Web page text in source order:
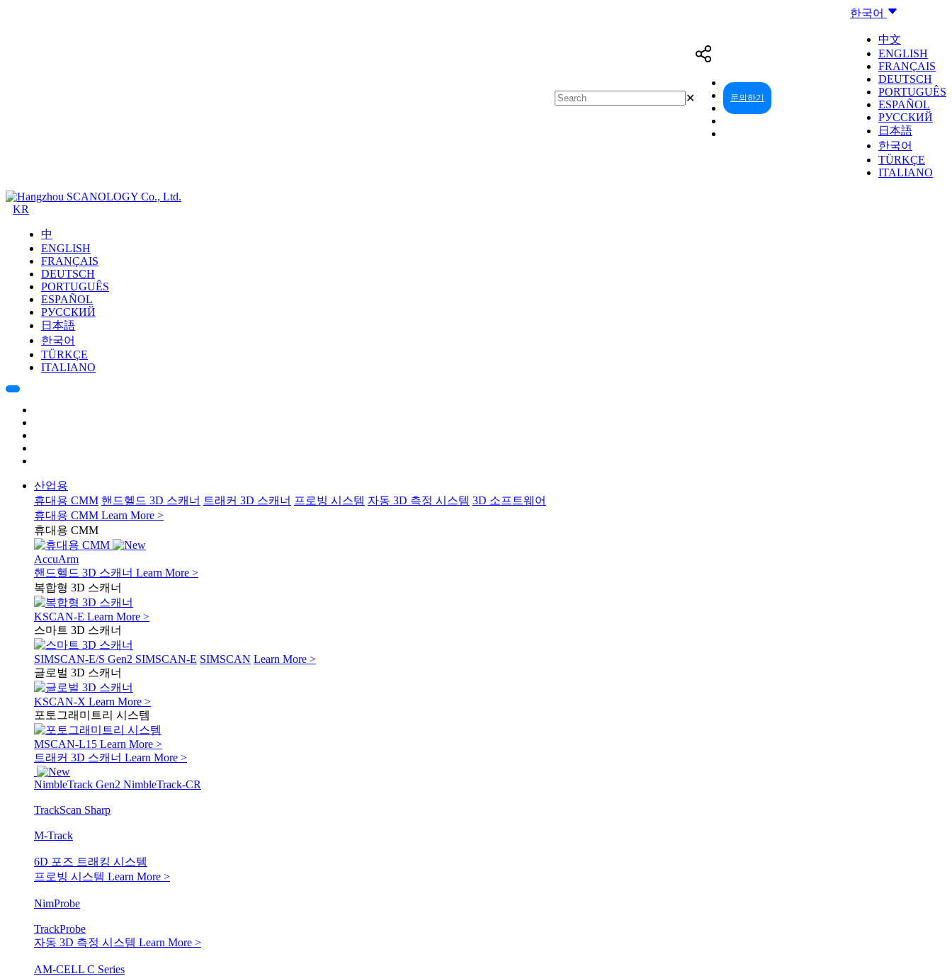
한국어
中文
ENGLISH
FRANÇAIS
DEUTSCH
PORTUGUÊS
ESPAÑOL
РУССКИЙ
日本語
한국어
TÜRKÇE
ITALIANO
문의하기
✕
KR
中
ENGLISH
FRANÇAIS
DEUTSCH
PORTUGUÊS
ESPAÑOL
РУССКИЙ
日本語
한국어
TÜRKÇE
ITALIANO
산업용
휴대용 CMM 핸드헬드 3D 스캐너 트래커 3D 스캐너 프로빙 시스템 자동 3D 측정 시스템 3D 소프트웨어
휴대용 CMM Learn More >
휴대용 CMM
AccuArm
핸드헬드 3D 스캐너 Learn More >
복합형 3D 스캐너
KSCAN-E Learn More >
스마트 3D 스캐너
SIMSCAN-E/S Gen2 SIMSCAN-E SIMSCAN Learn More >
글로벌 3D 스캐너
KSCAN-X Learn More >
포토그래미트리 시스템
MSCAN-L15 Learn More >
트래커 3D 스캐너 Learn More >
NimbleTrack Gen2 NimbleTrack-CR
TrackScan Sharp
M-Track
6D 포즈 트래킹 시스템
프로빙 시스템 Learn More >
NimProbe
TrackProbe
자동 3D 측정 시스템 Learn More >
AM-CELL C Series